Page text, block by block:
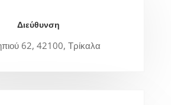
Διεύθυνση
62, 42100, Τρίκαλα